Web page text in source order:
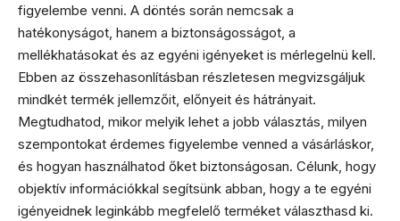
figyelembe venni. A döntés során nemcsak a
hatékonyságot, hanem a biztonságosságot, a
mellékhatásokat és az egyéni igényeket is mérlegelnü kell.
Ebben az összehasonlításban részletesen megvizsgáljuk
mindkét termék jellemzőit, előnyeit és hátrányait.
Megtudhatod, mikor melyik lehet a jobb választás, milyen
szempontokat érdemes figyelembe venned a vásárláskor,
és hogyan használhatod őket biztonságosan. Célunk, hogy
objektív információkkal segítsünk abban, hogy a te egyéni
igényeidnek leginkább megfelelő terméket választhasd ki.